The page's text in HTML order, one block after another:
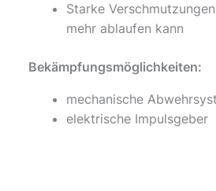
Starke
mehr ablaufen kann
Bekämpfungsmöglichkeiten:
mechanische
elektrische Impulsgeber